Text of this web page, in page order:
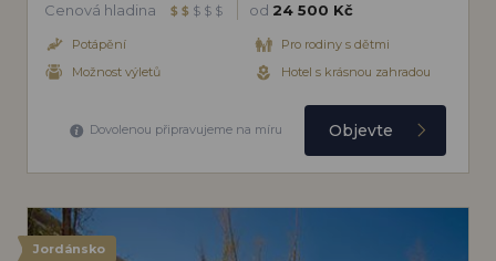
Cenová hladina $ $ $ $ $ od 24 500 Kč
Potápění
Možnost výletů
Pro rodiny s dětmi
Hotel s krásnou zahradou
Dovolenou připravujeme na míru Objevte
Jordánsko